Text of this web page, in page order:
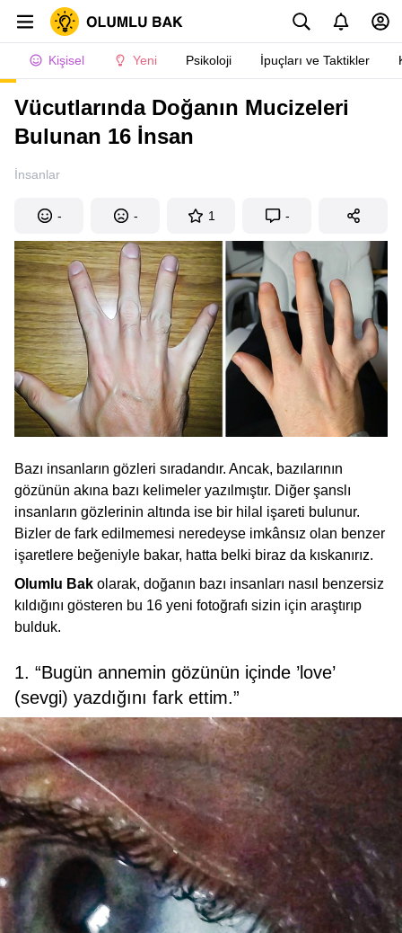
Kişisel Yeni Psikoloji İpuçları ve Taktikler
Vücutlarında Doğanın Mucizeleri
Bulunan 16 İnsan
İnsanlar
- - 1 -
Bazı insanların gözleri sıradandır. Ancak, bazılarının
gözünün akına bazı kelimeler yazılmıştır. Diğer şanslı
insanların gözlerinin altında ise bir hilal işareti bulunur.
Bizler de fark edilmemesi neredeyse imkânsız olan benzer
işaretlere beğeniyle bakar, hatta belki biraz da kıskanırız.
Olumlu Bak olarak, doğanın bazı insanları nasıl benzersiz
kıldığını gösteren bu 16 yeni fotoğrafı sizin için araştırıp
bulduk.
1. “Bugün annemin gözünün içinde ’love’
(sevgi) yazdığını fark ettim.”